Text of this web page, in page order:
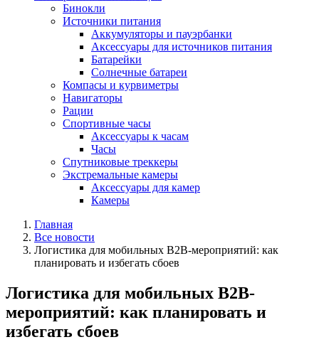
Бинокли
Источники питания
Аккумуляторы и пауэрбанки
Аксессуары для источников питания
Батарейки
Солнечные батареи
Компасы и курвиметры
Навигаторы
Рации
Спортивные часы
Аксессуары к часам
Часы
Спутниковые треккеры
Экстремальные камеры
Аксессуары для камер
Камеры
Главная
Все новости
Логистика для мобильных B2B-мероприятий: как
планировать и избегать сбоев
Логистика для мобильных B2B-
мероприятий: как планировать и
избегать сбоев